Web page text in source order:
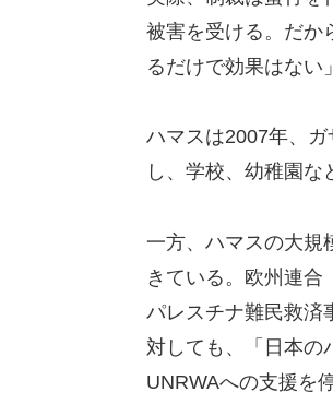
被害を受ける。だか
るだけで効果はない
ハマスは2007年、
し、学校、幼稚園な
一方、ハマスの大規
きている。欧州連合
パレスチナ難民救済
対しても、「日本の
UNRWAへの支援を